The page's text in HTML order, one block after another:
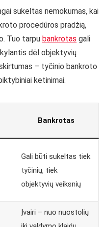
sukeltas nemokumas, kai
procedūros pradžią,
Tuo tarpu bankrotas gali
dėl objektyvių
– tyčinio bankroto
ketinimai.
Bankrotas
Gali būti sukeltas tiek
tyčinių, tiek
objektyvių veiksnių
Įvairi – nuo nuostolių